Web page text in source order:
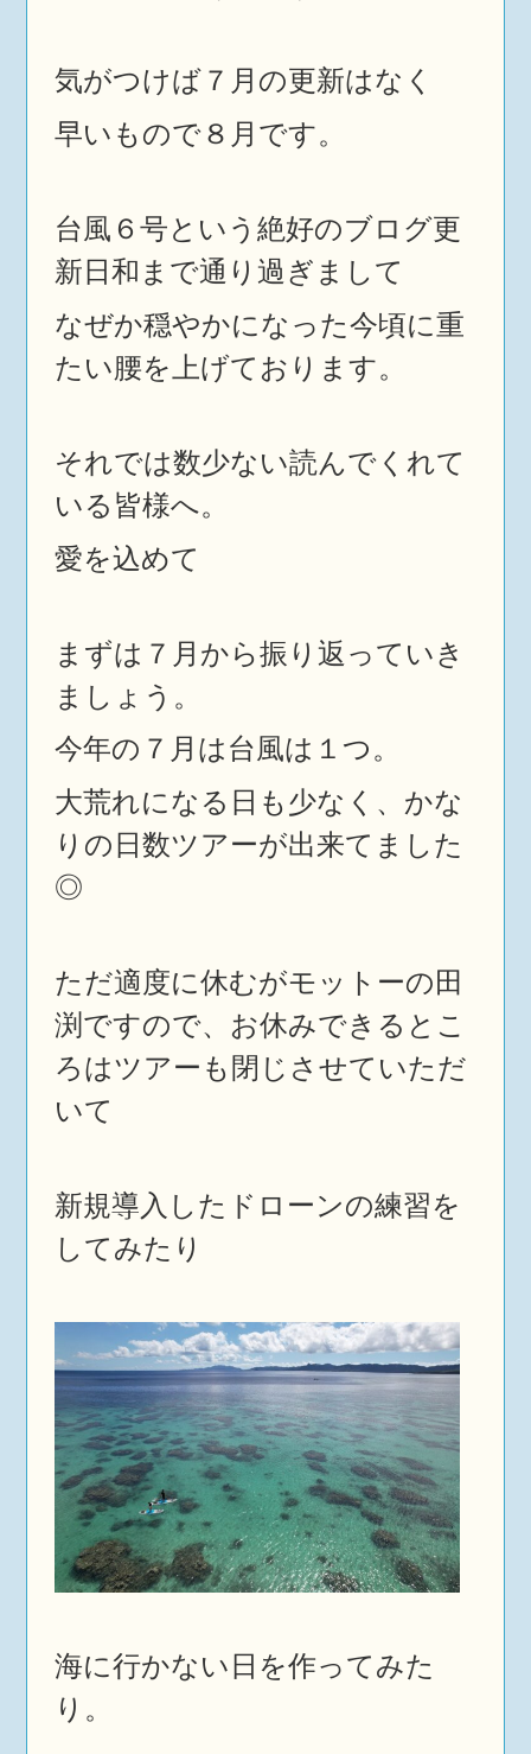
気がつけば７月の更新はなく
早いもので８月です。
台風６号という絶好のブログ更
新日和まで通り過ぎまして
なぜか穏やかになった今頃に重
たい腰を上げております。
それでは数少ない読んでくれて
いる皆様へ。
愛を込めて
まずは７月から振り返っていき
ましょう。
今年の７月は台風は１つ。
大荒れになる日も少なく、かな
りの日数ツアーが出来てました
◎
ただ適度に休むがモットーの田
渕ですので、お休みできるとこ
ろはツアーも閉じさせていただ
いて
新規導入したドローンの練習を
してみたり
海に行かない日を作ってみた
り。